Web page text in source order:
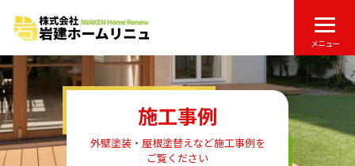
メニュー
施工事例
外壁塗装・屋根塗替えなど施工事例を
ご覧ください